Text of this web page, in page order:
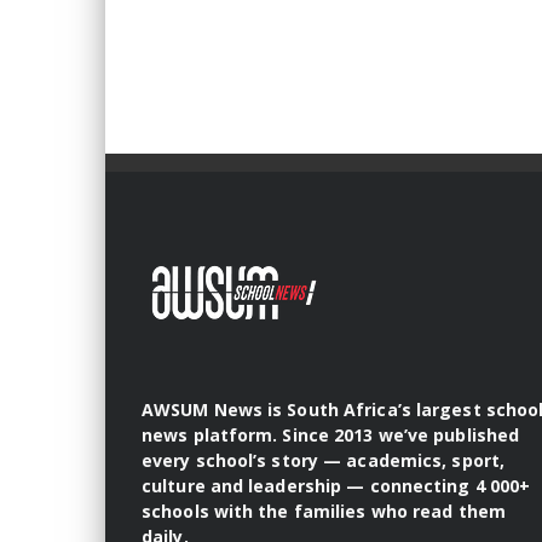
AWSUM News is South Africa’s largest
news platform. Since 2013 we’ve published
every school’s story — academics, sport,
culture and leadership — connecting 4 000+
schools with the families who read them
daily.